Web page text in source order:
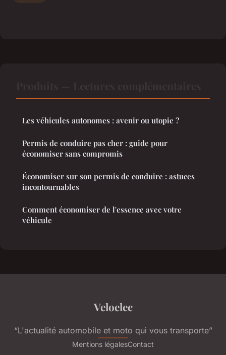
Les véhicules autonomes : avenir ou utopie ?
Permis de conduire pas cher : guide pour
économiser sans compromis
Économiser sur son permis de conduire : astuces
incontournables
Comment économiser de l'essence avec votre
véhicule
Veloelec
“L'actualité automobile et moto qui vous transporte”
Mentions légalesContact